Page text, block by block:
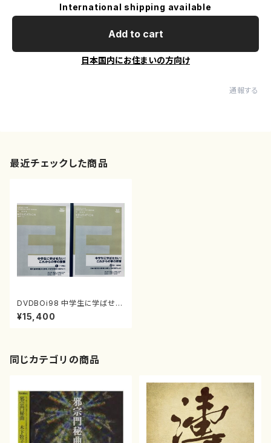
International shipping available
Add to cart
日本国内にお住まいの方向け
通報する
最近チェックした商品
DVDBOi98 中学生に学ばせた
い！これからの箏の授業上下２巻
（箏/尾藤弥生/DVD）
¥15,400
同じカテゴリの商品